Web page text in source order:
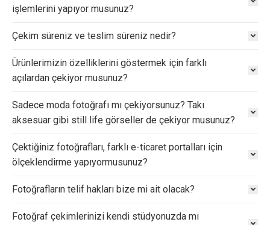
işlemlerini yapıyor musunuz?
Çekim süreniz ve teslim süreniz nedir?
Ürünlerimizin özelliklerini göstermek için farklı
açılardan çekiyor musunuz?
Sadece moda fotoğrafı mı çekiyorsunuz? Takı
aksesuar gibi still life görseller de çekiyor musunuz?
Çektiğiniz fotoğrafları, farklı e-ticaret portalları için
ölçeklendirme yapıyormusunuz?
Fotoğrafların telif hakları bize mi ait olacak?
Fotoğraf çekimlerinizi kendi stüdyonuzda mı